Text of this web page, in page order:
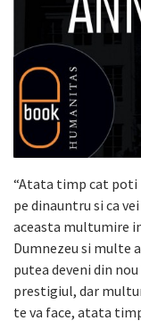
“Atata timp cat poti
pe dinauntru si ca
aceasta multumire
Dumnezeu si multe
putea deveni din
prestigiul, dar
te va face, atata